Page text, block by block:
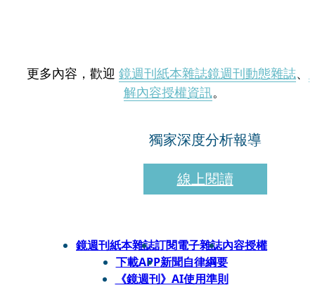
更多內容，歡迎 鏡週刊紙本雜誌鏡週刊動態雜誌、
解內容授權資訊。
獨家深度分析報導
線上閱讀
鏡週刊紙本雜誌訂閱電子雜誌內容授權
下載APP新聞自律綱要
《鏡週刊》AI使用準則